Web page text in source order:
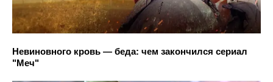
Невиновного кровь — беда: чем закончился сериал
"Меч"